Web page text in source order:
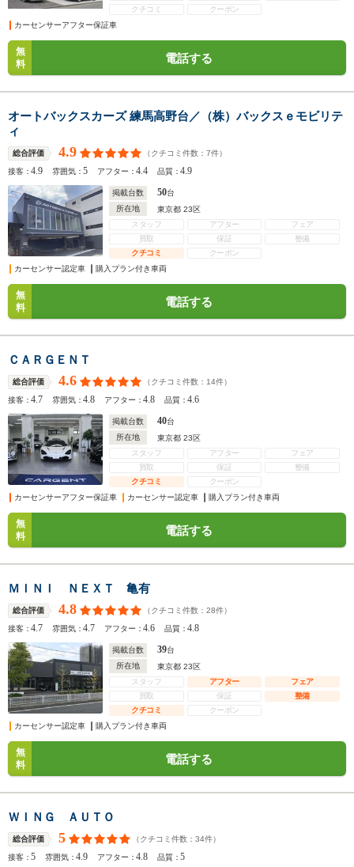
クチコミ
クーポン
カーセンサーアフター保証車
無
料
電話する
オートバックスカーズ 練馬高野台／（株）バックスｅモビリテ
ィ
総合評価 4.9 （クチコミ件数： 7件）
接客：4.9 雰囲気：5 アフター：4.4 品質：4.9
掲載台数 50台
所在地
東京都 23区
スタッフ
アフター
フェア
買取
保証
整備
クチコミ
クーポン
カーセンサー認定車
購入プラン付き車両
無
料
電話する
ＣＡＲＧＥＮＴ
総合評価 4.6 （クチコミ件数： 14件）
接客：4.7 雰囲気：4.8 アフター：4.8 品質：4.6
掲載台数 40台
所在地
東京都 23区
スタッフ
アフター
フェア
買取
保証
整備
クチコミ
クーポン
カーセンサーアフター保証車
カーセンサー認定車 購入プラン付き車両
無
料
電話する
ＭＩＮＩ ＮＥＸＴ 亀有
総合評価 4.8 （クチコミ件数： 28件）
接客：4.7 雰囲気：4.7 アフター：4.6 品質：4.8
掲載台数 39台
所在地
東京都 23区
スタッフ
アフター
フェア
買取
保証
整備
クチコミ
クーポン
カーセンサー認定車
購入プラン付き車両
無
料
電話する
ＷＩＮＧ ＡＵＴＯ
総合評価 5 （クチコミ件数： 34件）
接客：5 雰囲気：4.9 アフター：4.8 品質：5